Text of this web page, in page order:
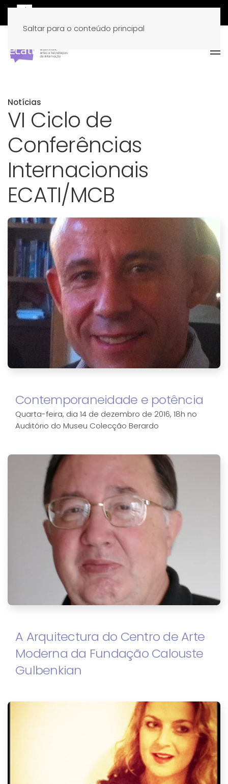
Saltar para o conteúdo principal
Notícias
VI Ciclo de
Conferências
Internacionais
ECATI/MCB
Contemporaneidade e potência
Quarta-feira, dia 14 de dezembro de 2016, 18h no
Auditório do Museu Colecção Berardo
A Arquitectura do Centro de Arte
Moderna da Fundação Calouste
Gulbenkian